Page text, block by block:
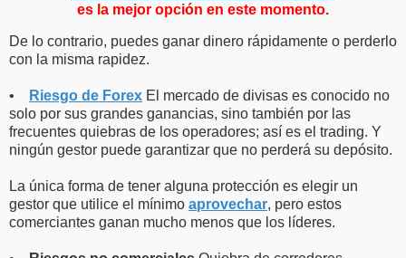
es la mejor opción en este momento.
De lo contrario, puedes ganar dinero rápidamente o perderlo
con la misma rapidez.
• Riesgo de Forex El mercado de divisas es conocido no
solo por sus grandes ganancias, sino también por las
frecuentes quiebras de los operadores; así es el trading. Y
ningún gestor puede garantizar que no perderá su depósito.
La única forma de tener alguna protección es elegir un
gestor que utilice el mínimo aprovechar, pero estos
comerciantes ganan mucho menos que los líderes.